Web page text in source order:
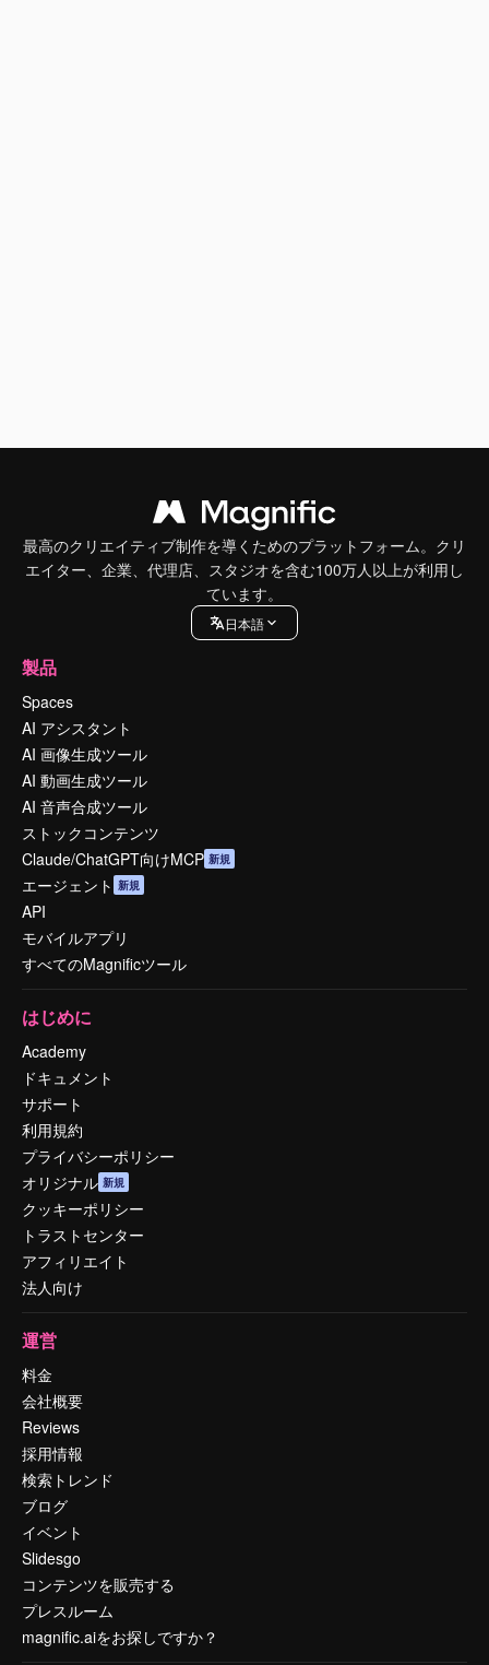
最高のクリエイティブ制作を導くためのプラットフォーム。クリ
エイター、企業、代理店、スタジオを含む100万人以上が利用し
ています。
日本語
製品
Spaces
AI アシスタント
AI 画像生成ツール
AI 動画生成ツール
AI 音声合成ツール
ストックコンテンツ
Claude/ChatGPT向けMCP 新規
エージェント 新規
API
モバイルアプリ
すべてのMagnificツール
はじめに
Academy
ドキュメント
サポート
利用規約
プライバシーポリシー
オリジナル 新規
クッキーポリシー
トラストセンター
アフィリエイト
法人向け
運営
料金
会社概要
Reviews
採用情報
検索トレンド
ブログ
イベント
Slidesgo
コンテンツを販売する
プレスルーム
magnific.aiをお探しですか？